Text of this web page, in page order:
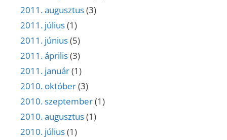
2011. augusztus(3)
2011. július(1)
2011. június(5)
2011. április(3)
2011. január(1)
2010. október(3)
2010. szeptember(1)
2010. augusztus(1)
2010. július(1)